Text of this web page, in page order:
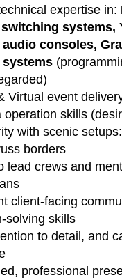
expertise in:
switching systems,
audio consoles,
Virtual event
operation skills
with scenic
borders
lead crews and
client-facing
solving skills
to detail, and
professional